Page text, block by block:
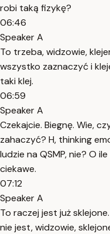
robi taką fizykę?
06:46
Speaker A
To trzeba, widzowie,
wszystko zaznaczyć i
taki klej.
06:59
Speaker A
Czekajcie. Biegnę. Wie,
zahaczyć? H, thinking
ludzie na QSMP, nie? O
ciekawe.
07:12
Speaker A
To raczej jest już
nie jest, widzowie,